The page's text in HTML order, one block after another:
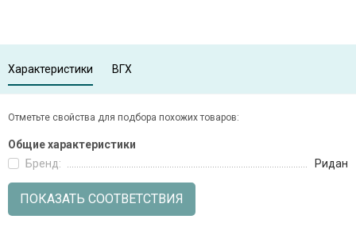
Характеристики ВГХ
Отметьте свойства для подбора похожих товаров:
Общие характеристики
Бренд:
Ридан
ПОКАЗАТЬ СООТВЕТСТВИЯ